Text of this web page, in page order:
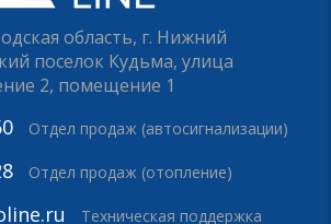
область, г. Нижний
поселок Кудьма, улица
2, помещение 1
Отдел продаж (автосигнализации)
Отдел продаж (отопление)
Техническая поддержка